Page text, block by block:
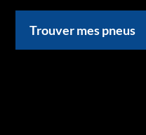
Trouver mes pneus